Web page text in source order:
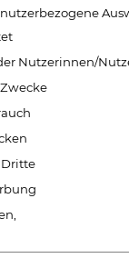
Nutzerinnen/